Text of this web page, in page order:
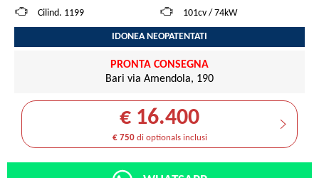
Cilind. 1199
101cv / 74kW
IDONEA NEOPATENTATI
PRONTA CONSEGNA
Bari via Amendola, 190
€ 16.400
€ 750di optionals inclusi